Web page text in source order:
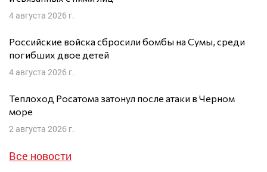
4 августа 2026 г.
Российские войска сбросили бомбы на Сумы, среди
погибших двое детей
4 августа 2026 г.
Теплоход Росатома затонул после атаки в Черном
море
2 августа 2026 г.
Все новости